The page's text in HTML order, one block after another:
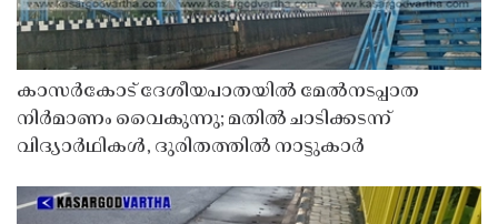
കാസർകോട് ദേശീയപാതയിൽ മേൽനടപ്പാത
നിർമാണം വൈകുന്നു; മതിൽ ചാടിക്കടന്ന്
വിദ്യാർഥികൾ, ദുരിതത്തിൽ നാട്ടുകാർ